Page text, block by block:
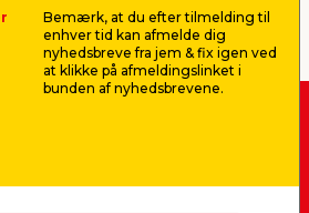
brændstof
Den
Bemærk, at du efter tilmelding til
enhver tid kan afmelde dig
nyhedsbreve fra jem & fix igen ved
at klikke på afmeldingslinket i
bunden af nyhedsbrevene.